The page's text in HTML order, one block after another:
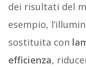
dei risultati del
esempio,
sostituita con
efficienza,